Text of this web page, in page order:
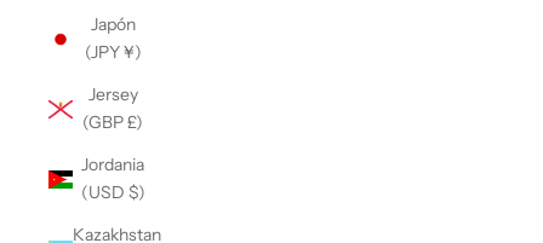
Japón
(JPY ¥)
Jersey
(GBP £)
Jordania
(USD $)
Kazakhstan